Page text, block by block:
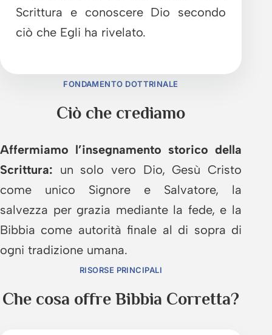
Scrittura e conoscere Dio secondo
ciò che Egli ha rivelato.
FONDAMENTO DOTTRINALE
Ciò che crediamo
Affermiamo l’insegnamento storico della
Scrittura: un solo vero Dio, Gesù Cristo
come unico Signore e Salvatore, la
salvezza per grazia mediante la fede, e la
Bibbia come autorità finale al di sopra di
ogni tradizione umana.
RISORSE PRINCIPALI
Che cosa offre Bibbia Corretta?